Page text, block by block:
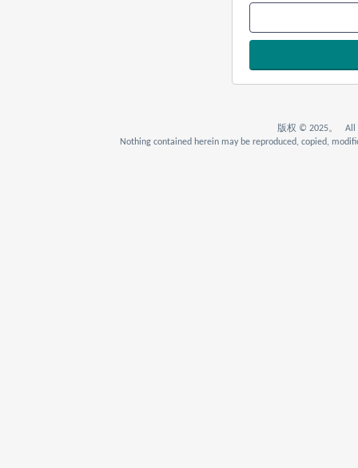
版权 © 2025。 All
Nothing contained herein may be reproduced, copied,